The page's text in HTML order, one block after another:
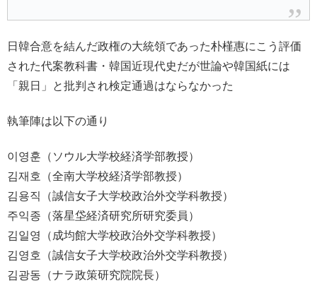
日韓合意を結んだ政権の大統領であった朴槿惠にこう評価
された代案教科書・韓国近現代史だが世論や韓国紙には
「親日」と批判され検定通過はならなかった
執筆陣は以下の通り
이영훈（ソウル大学校経済学部教授）
김재호（全南大学校経済学部教授）
김용직（誠信女子大学校政治外交学科教授）
주익종（落星垈経済研究所研究委員）
김일영（成均館大学校政治外交学科教授）
김영호（誠信女子大学校政治外交学科教授）
김광동（ナラ政策研究院院長）